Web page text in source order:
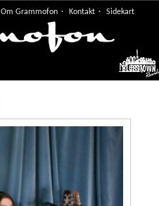
Om Grammofon Kontakt Sidekart
Meny